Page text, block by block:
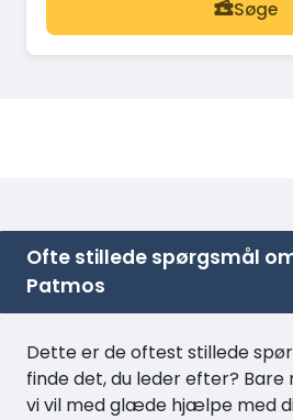
Søge
Ofte stillede spørgsmål
Patmos
Dette er de oftest stillede
finde det, du leder efter? Bare
vi vil med glæde hjælpe med